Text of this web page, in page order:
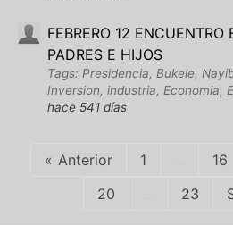
FEBRERO 12 ENCUENTRO
PADRES E HIJOS
Tags: Presidencia, Bukele,
Inversion, industria, Economia,
hace 541 días
Anterior 1 16
20
23